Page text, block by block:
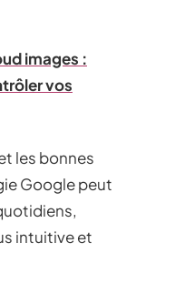
images :
vos
les bonnes
Google peut
intuitive et